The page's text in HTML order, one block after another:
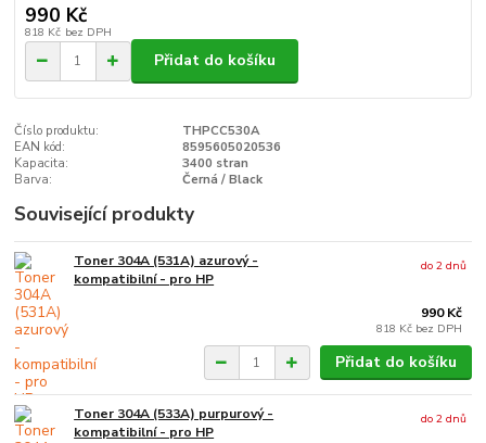
990 Kč
818 Kč bez DPH
Přidat do košíku
Číslo produktu:
THPCC530A
EAN kód:
8595605020536
Kapacita:
3400 stran
Barva:
Černá / Black
Související produkty
Toner 304A (531A) azurový -
kompatibilní - pro HP
990 Kč
818 Kč bez DPH
do 2 dnů
Přidat do košíku
Toner 304A (533A) purpurový -
kompatibilní - pro HP
do 2 dnů